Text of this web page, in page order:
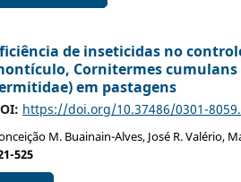
de inseticidas no
Cornitermes cumulans
em pastagens
https://doi.org/10.37486/0301-
M. Buainain-Alves, José R. Valério,
525